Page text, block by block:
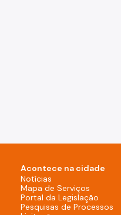
Acontece na cidade
NotíciasNotícias (Rodapé
Mapa de ServiçosMapa
Portal da Legislação
Pesquisas de Processos